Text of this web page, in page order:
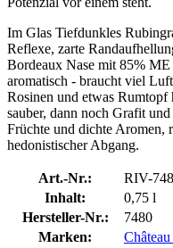
Im Glas Tiefdunkles
Reflexe, zarte
Bordeaux Nase mit 85%
aromatisch - braucht viel
Rosinen und etwas Rumtopf
sauber, dann noch Grafit
Früchte und dichte Aromen,
hedonistischer Abgang.
Art.-Nr.:
RIV-
Inhalt:
0,75 l
Hersteller-Nr.:
7480
Marken: